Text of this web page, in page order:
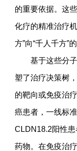
的重要依据。这
化疗的精准治疗
方”向“千人千方”
基于这些分子
塑了治疗决策树
的靶向或免疫治
癌患者，一线标
CLDN18.2阳性
药物。在免疫治